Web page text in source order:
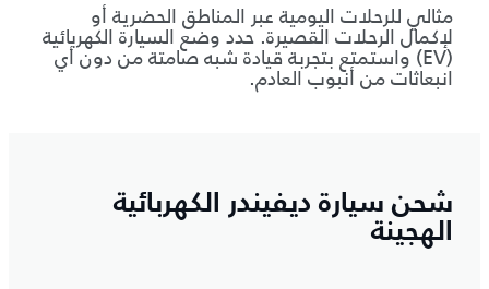
مثالي للرحلات اليومية عبر المناطق الحضرية أو
لإكمال الرحلات القصيرة. حدد وضع السيارة الكهربائية
(EV) واستمتع بتجربة قيادة شبه صامتة من دون أي
انبعاثات من أنبوب العادم.
شحن سيارة ديفيندر الكهربائية
الهجينة